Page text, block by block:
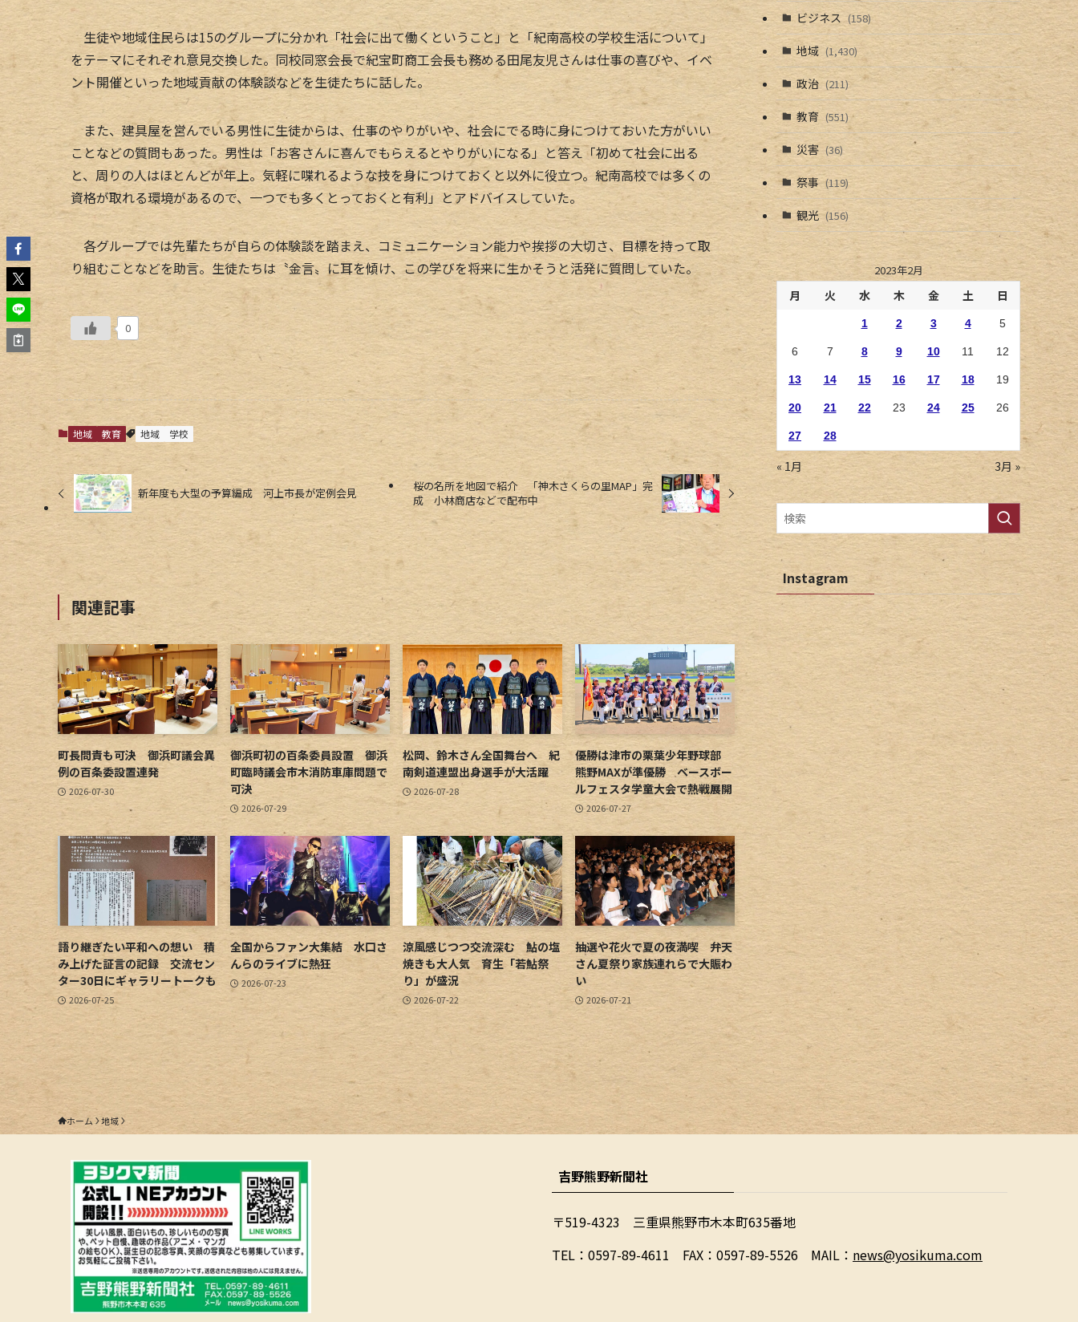
生徒や地域住民らは15のグループに分かれ「社会に出て働くということ」と「紀南高校の学校生活について」
をテーマにそれぞれ意見交換した。同校同窓会長で紀宝町商工会長も務める田尾友児さんは仕事の喜びや、イベ
ント開催といった地域貢献の体験談などを生徒たちに話した。
また、建具屋を営んでいる男性に生徒からは、仕事のやりがいや、社会にでる時に身につけておいた方がいい
ことなどの質問もあった。男性は「お客さんに喜んでもらえるとやりがいになる」と答え「初めて社会に出る
と、周りの人はほとんどが年上。気軽に喋れるような技を身につけておくと以外に役立つ。紀南高校では多くの
資格が取れる環境があるので、一つでも多くとっておくと有利」とアドバイスしていた。
各グループでは先輩たちが自らの体験談を踏まえ、コミュニケーション能力や挨拶の大切さ、目標を持って取
り組むことなどを助言。生徒たちは〝金言〟に耳を傾け、この学びを将来に生かそうと活発に質問していた。
0
地域 教育 地域 学校
新年度も大型の予算編成 河上市長が定例会見
桜の名所を地図で紹介 「神木さくらの里MAP」完
成 小林商店などで配布中
関連記事
町長問責も可決 御浜町議会異
例の百条委設置連発
2026-07-30
御浜町初の百条委員設置 御浜
町臨時議会市木消防車庫問題で
可決
2026-07-29
松岡、鈴木さん全国舞台へ 紀
南剣道連盟出身選手が大活躍
2026-07-28
優勝は津市の栗葉少年野球部
熊野MAXが準優勝 ベースボー
ルフェスタ学童大会で熱戦展開
2026-07-27
語り継ぎたい平和への想い 積
み上げた証言の記録 交流セン
ター30日にギャラリートークも
2026-07-25
全国からファン大集結 水口さ
んらのライブに熱狂
2026-07-23
涼風感じつつ交流深む 鮎の塩
焼きも大人気 育生「若鮎祭
り」が盛況
2026-07-22
抽選や花火で夏の夜満喫 弁天
さん夏祭り家族連れらで大賑わ
い
2026-07-21
ビジネス (158)
地域 (1,430)
政治 (211)
教育 (551)
災害 (36)
祭事 (119)
観光 (156)
2023年2月
月 火 水 木 金 土 日
1 2 3 4 5
6 7 8 9 10 11 12
13 14 15 16 17 18 19
20 21 22 23 24 25 26
27 28
« 1月 3月 »
Instagram
ホーム 地域
吉野熊野新聞社
〒519-4323 三重県熊野市木本町635番地
​TEL：0597-89-4611 FAX：0597-89-5526 MAIL： news@yosikuma.com